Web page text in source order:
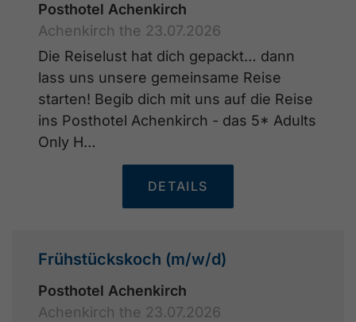
Posthotel Achenkirch
Achenkirch the 23.07.2026
Die Reiselust hat dich gepackt… dann
lass uns unsere gemeinsame Reise
starten! Begib dich mit uns auf die Reise
ins Posthotel Achenkirch - das 5* Adults
Only H…
DETAILS
Frühstückskoch (m/w/d)
Posthotel Achenkirch
Achenkirch the 23.07.2026